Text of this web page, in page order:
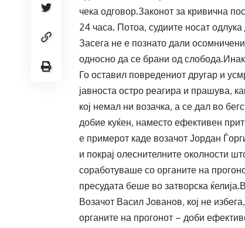
чека одговор.Законот за кривична
24 часа. Потоа, судиите носат
Засега не е познато дали
односно да се брани од
Го оставил повредениот другар и
јавноста остро реагира и прашува,
кој немал ни возачка, а се дал во
добие куќен, наместо ефективен
е примерот каде возачот Јордан
и покрај олеснителните околности
соработуваше со органите на
пресудата беше во затворска
Возачот Васил Јованов, кој не
органите на прогонот – доби